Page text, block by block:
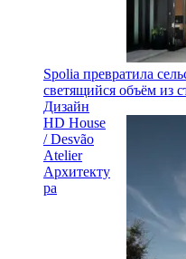
Spolia превратила
светящийся объём из
Дизайн
HD House
/ Desvão
Atelier
Архитекту
ра